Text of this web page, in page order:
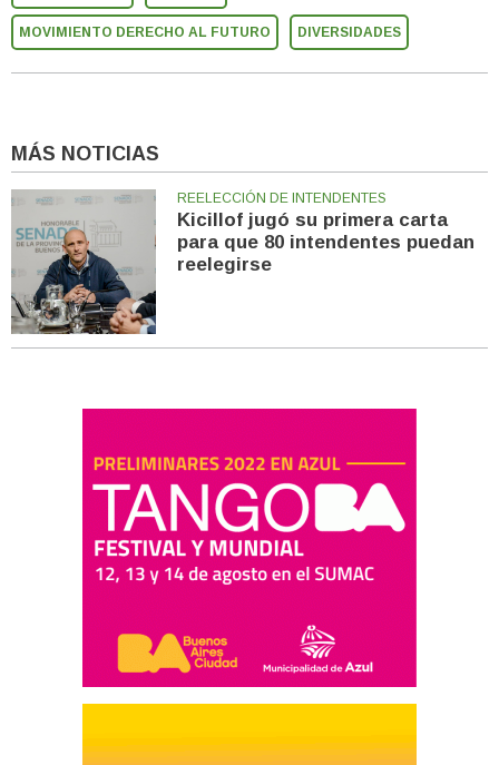
MOVIMIENTO DERECHO AL FUTURO DIVERSIDADES
MÁS NOTICIAS
REELECCIÓN DE INTENDENTES
Kicillof jugó su primera carta
para que 80 intendentes puedan
reelegirse